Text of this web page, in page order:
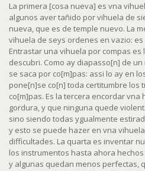
La primera [cosa nueva] es vna
algunos aver tañido por vihuela de
nueva, que es de temple nuevo. La
vihuela de seys ordenes en vazio:
Entrastar una vihuela por compas es
descubri. Como ay diapasso[n] de
se saca por co[m]pas: assi lo ay en
pone[n]se co[n] toda certitumbre los
co[m]pas. Es la tercera encordar
gordura, y que ninguna quede
sino siendo todas ygualmente
y esto se puede hazer en vna
difficultades. La quarta es inventar
los instrumentos hasta ahora
y algunas quedan menos perfectas,